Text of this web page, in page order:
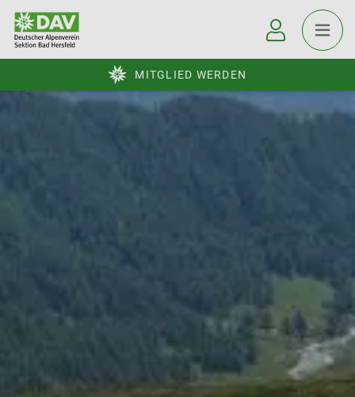
MITGLIED WERDEN